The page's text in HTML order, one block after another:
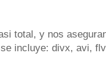
total, y nos
incluye: divx, avi,